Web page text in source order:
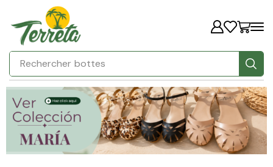
Rechercher baskets